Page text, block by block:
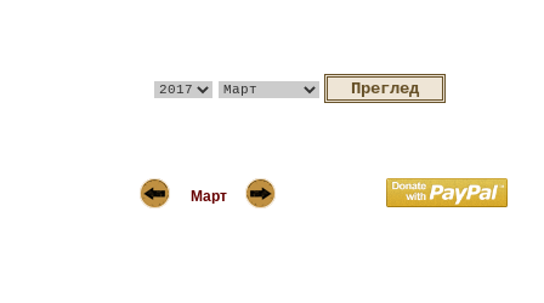
Март